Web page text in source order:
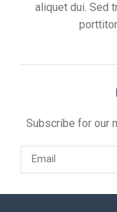
aliquet dui. Sed
Subscribe for our